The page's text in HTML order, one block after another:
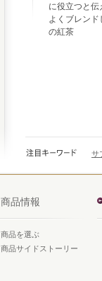
に役立つと
よくブレン
の紅茶
サ
商品情報
商品を選ぶ
商品サイドストーリー